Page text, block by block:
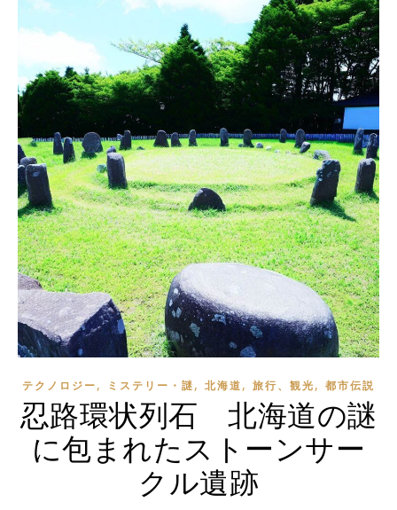
テクノロジー, ミステリー・謎, 北海道, 旅行、観光, 都市伝説
忍路環状列石 北海道の謎
に包まれたストーンサー
クル遺跡